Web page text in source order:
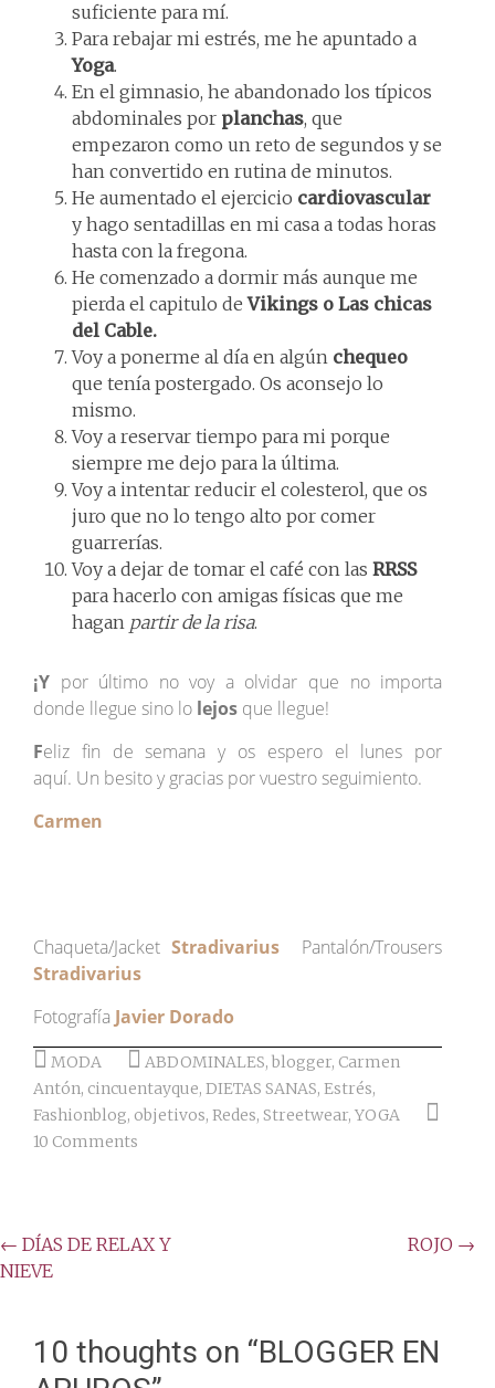
suficiente para mí.
Para rebajar mi estrés, me he apuntado a
Yoga.
En el gimnasio, he abandonado los típicos
abdominales por planchas, que
empezaron como un reto de segundos y se
han convertido en rutina de minutos.
He aumentado el ejercicio cardiovascular
y hago sentadillas en mi casa a todas horas
hasta con la fregona.
He comenzado a dormir más aunque me
pierda el capitulo deVikings o Las chicas
del Cable.
Voy a ponerme al día en algún chequeo
que tenía postergado. Os aconsejo lo
mismo.
Voy a reservar tiempo para mi porque
siempre me dejo para la última.
Voy a intentar reducir el colesterol, que os
juro que no lo tengo alto por comer
guarrerías.
Voy a dejar de tomar el café con las RRSS
para hacerlo con amigas físicas que me
hagan partir de la risa.
¡Y por último no voy a olvidar que no importa
donde llegue sino lo lejos que llegue!
Feliz fin de semana y os espero el lunes por
aquí. Un besito y gracias por vuestro seguimiento.
Carmen
Chaqueta/JacketStradivarius
Pantalón/Trousers
Stradivarius
Fotografía Javier Dorado
MODA ABDOMINALES, blogger, Carmen
Antón, cincuentayque, DIETAS SANAS, Estrés,
Fashionblog, objetivos, Redes, Streetwear, YOGA
10 Comments
Post
navigation
← DÍAS DE RELAX Y
NIEVE
ROJO →
10 thoughts on “BLOGGER EN